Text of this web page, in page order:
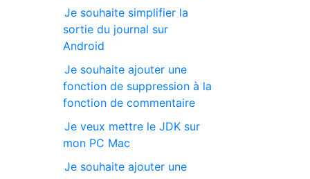
Je souhaite simplifier la
sortie du journal sur
Android
Je souhaite ajouter une
fonction de suppression à la
fonction de commentaire
Je veux mettre le JDK sur
mon PC Mac
Je souhaite ajouter une